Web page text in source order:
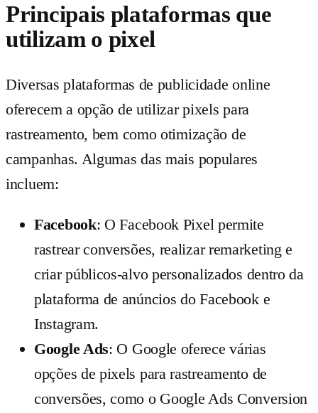
Principais plataformas que
utilizam o pixel
Diversas plataformas de publicidade online
oferecem a opção de utilizar pixels para
rastreamento, bem como otimização de
campanhas. Algumas das mais populares
incluem:
Facebook: O Facebook Pixel permite
rastrear conversões, realizar remarketing e
criar públicos-alvo personalizados dentro da
plataforma de anúncios do Facebook e
Instagram.
Google Ads: O Google oferece várias
opções de pixels para rastreamento de
conversões, como o Google Ads Conversion